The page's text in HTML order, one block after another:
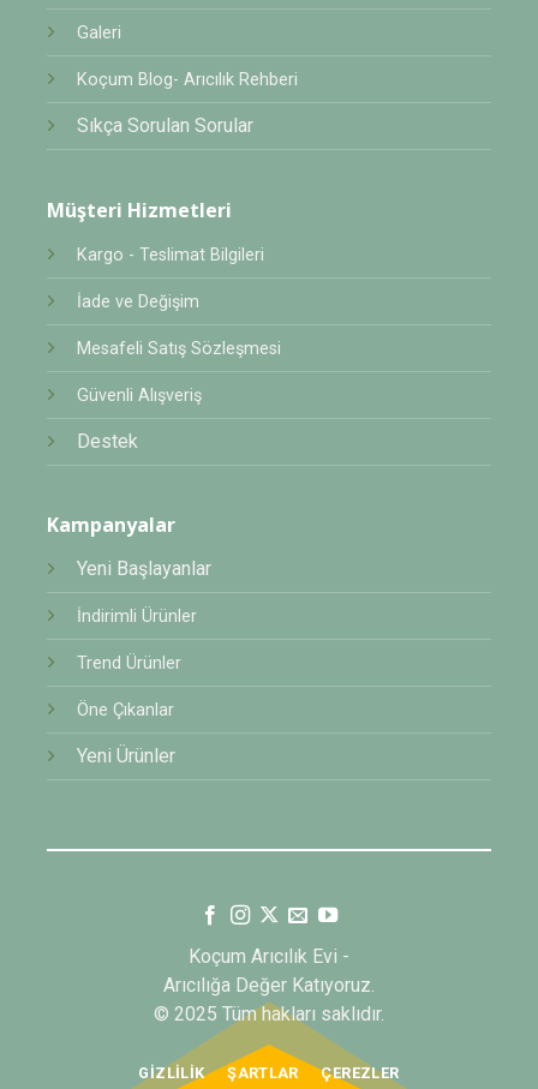
Galeri
Koçum Blog- Arıcılık Rehberi
Sıkça Sorulan Sorular
Müşteri Hizmetleri
Kargo - Teslimat Bilgileri
İade ve Değişim
Mesafeli Satış Sözleşmesi
Güvenli Alışveriş
Destek
Kampanyalar
Yeni Başlayanlar
İndirimli Ürünler
Trend Ürünler
Öne Çıkanlar
Yeni Ürünler
Koçum Arıcılık Evi -
Arıcılığa Değer Katıyoruz.
© 2025 Tüm hakları saklıdır.
GIZLILIK ŞARTLAR ÇEREZLER